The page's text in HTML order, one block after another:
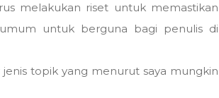
melakukan riset untuk memastikan
untuk berguna bagi penulis di
topik yang menurut saya mungkin